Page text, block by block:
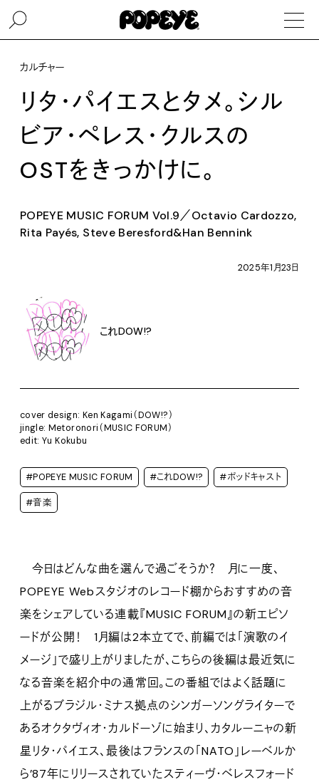
カルチャー
リタ・パイエスとタメ。シル
ビア・ペレス・クルスの
OSTをきっかけに。
POPEYE MUSIC FORUM Vol.9／Octavio Cardozzo,
Rita Payés, Steve Beresford&Han Bennink
2025年1月23日
これDOW!?
cover design: Ken Kagami（DOW!?）
jingle: Metoronori（MUSIC FORUM）
edit: Yu Kokubu
#POPEYE MUSIC FORUM #これDOW!? #ポッドキャスト
#音楽
今日はどんな曲を選んで過ごそうか？ 月に一度、
POPEYE Webスタジオのレコード棚からおすすめの音
楽をシェアしている連載『MUSIC FORUM』の新エピソ
ードが公開！ 1月編は2本立てで、前編では「演歌のイ
メージ」で盛り上がりましたが、こちらの後編は最近気に
なる音楽を紹介中の通常回。この番組ではよく話題に
上がるブラジル・ミナス拠点のシンガーソングライターで
あるオクタヴィオ・カルドーゾに始まり、カタルーニャの新
星リタ・パイエス、最後はフランスの「NATO」レーベルか
ら’87年にリリースされていたスティーヴ・ベレスフォード